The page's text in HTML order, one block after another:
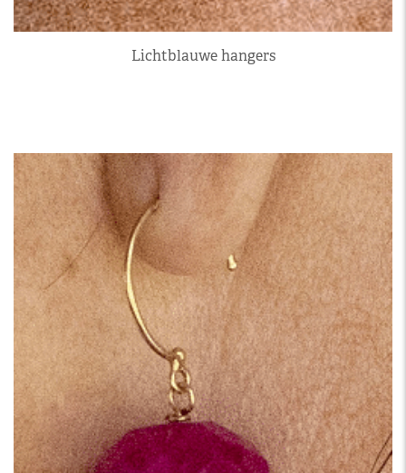
Lichtblauwe hangers